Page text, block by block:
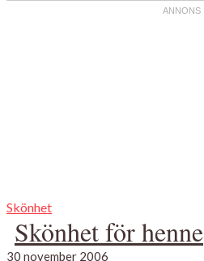
Skönhet
Skönhet för henne
30 november 2006